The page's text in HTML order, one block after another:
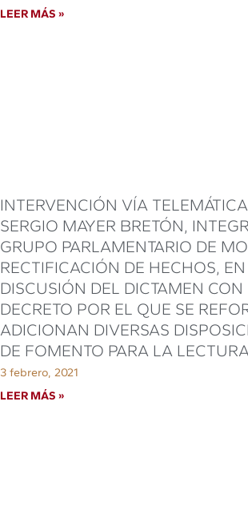
LEER MÁS »
INTERVENCIÓN VÍA
SERGIO MAYER BRETÓN,
GRUPO PARLAMENTARIO DE
RECTIFICACIÓN DE HECHOS,
DISCUSIÓN DEL DICTAMEN CON
DECRETO POR EL QUE SE
ADICIONAN DIVERSAS
DE FOMENTO PARA LA
3 febrero, 2021
LEER MÁS »